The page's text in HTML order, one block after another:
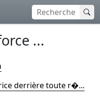
...
derrière toute r�...